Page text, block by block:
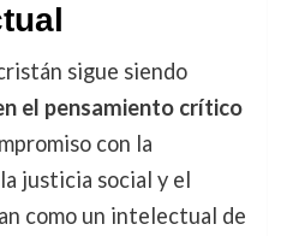
sigue siendo
el pensamiento crítico
con la
justicia social y el
como un intelectual de